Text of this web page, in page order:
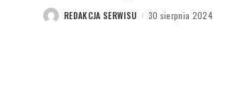
POSTEDREDAKCJA SERWISU 30 sierpnia 2024